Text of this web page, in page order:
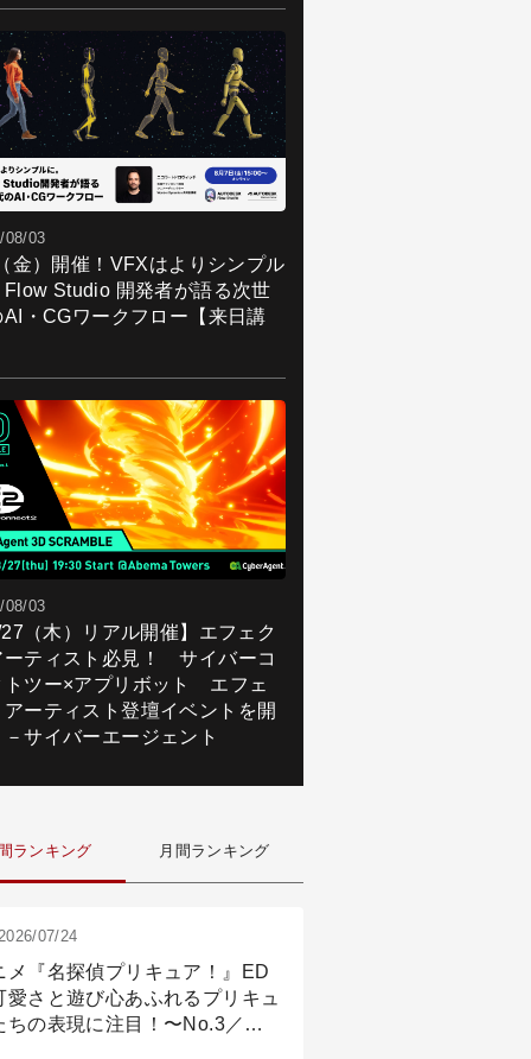
08/03
金）開催！VFXはよりシンプル
Flow Studio 開発者が語る次世
AI・CGワークフロー【来日講
08/03
（木）リアル開催】エフェク
ーティスト必見！ サイバーコ
トツー×アプリボット エフェ
アーティスト登壇イベントを開
サイバーエージェント
ランキング 月間ランキング
07/24
メ『名探偵プリキュア！』ED
愛さと遊び心あふれるプリキュ
ちの表現に注目！〜No.3／ア